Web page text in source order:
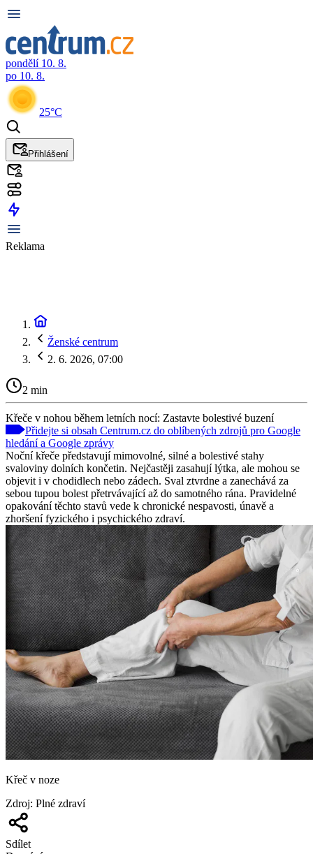
pondělí 10. 8.
po 10. 8.
25°C
Přihlášení
Reklama
Ženské centrum
2. 6. 2026, 07:00
2 min
Křeče v nohou během letních nocí: Zastavte bolestivé buzení
Přidejte si obsah Centrum.cz do oblíbených zdrojů pro Google
hledání a Google zprávy
Noční křeče představují mimovolné, silné a bolestivé stahy
svaloviny dolních končetin. Nejčastěji zasahují lýtka, ale mohou se
objevit i v chodidlech nebo zádech. Sval ztvrdne a zanechává za
sebou tupou bolest přetrvávající až do samotného rána. Pravidelné
opakování těchto stavů vede k chronické nespavosti, únavě a
zhoršení fyzického i psychického zdraví.
Křeč v noze
Zdroj: Plné zdraví
Sdílet